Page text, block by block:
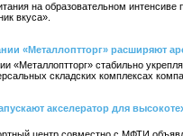
на образовательном
вкуса».
«Металлоптторг» расширяют
«Металлоптторг» стабильно
складских комплексах
акселератор для